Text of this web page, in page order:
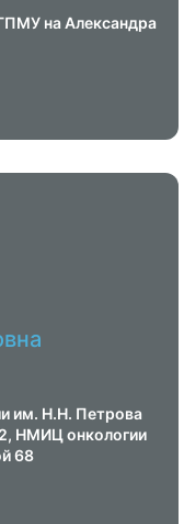
на Александра
им. Н.Н. Петрова
НМИЦ онкологии
68